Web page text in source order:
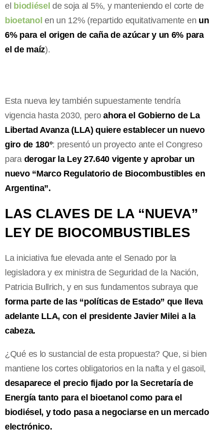
el biodiésel de soja al 5%, y manteniendo el corte de
bioetanol en un 12% (repartido equitativamente en un
6% para el origen de caña de azúcar y un 6% para
el de maíz).
Esta nueva ley también supuestamente tendría
vigencia hasta 2030, peroahora el Gobierno de La
Libertad Avanza (LLA) quiere establecer un nuevo
giro de 180°: presentó un proyecto ante el Congreso
para derogar la Ley 27.640 vigente y aprobar un
nuevo “Marco Regulatorio de Biocombustibles en
Argentina”.
LAS CLAVES DE LA “NUEVA”
LEY DE BIOCOMBUSTIBLES
La iniciativa fue elevada ante el Senado por la
legisladora y ex ministra de Seguridad de la Nación,
Patricia Bullrich, y en sus fundamentos subraya que
forma parte de las “políticas de Estado” que lleva
adelante LLA, con el presidente Javier Milei a la
cabeza.
¿Qué es lo sustancial de esta propuesta? Que, si bien
mantiene los cortes obligatorios en la nafta y el gasoil,
desaparece el precio fijado por la Secretaría de
Energía tanto para el bioetanol como para el
biodiésel, y todo pasa a negociarse en un mercado
electrónico.